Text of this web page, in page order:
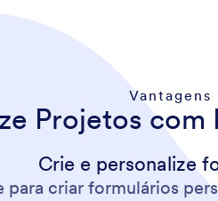
Vantagens
Projetos com
Crie e personalize
criar formulários